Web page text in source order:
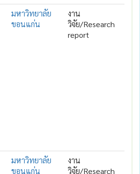
มหาวิทยาลัย
ขอนแก่น
งาน
วิจัย/Research
report
มหาวิทยาลัย
ขอนแก่น
งาน
วิจัย/Research